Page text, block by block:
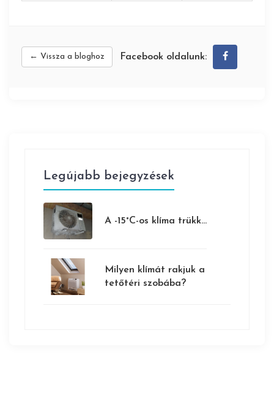
← Vissza a bloghoz Facebook oldalunk:
Legújabb bejegyzések
A -15°C-os klíma trükk...
Milyen klímát rakjuk a
tetőtéri szobába?